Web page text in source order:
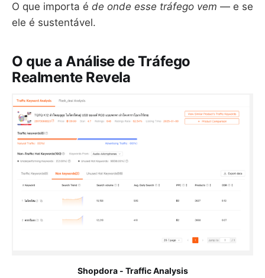
O que importa é de onde esse tráfego vem — e se
ele é sustentável.
O que a Análise de Tráfego
Realmente Revela
Shopdora - Traffic Analysis